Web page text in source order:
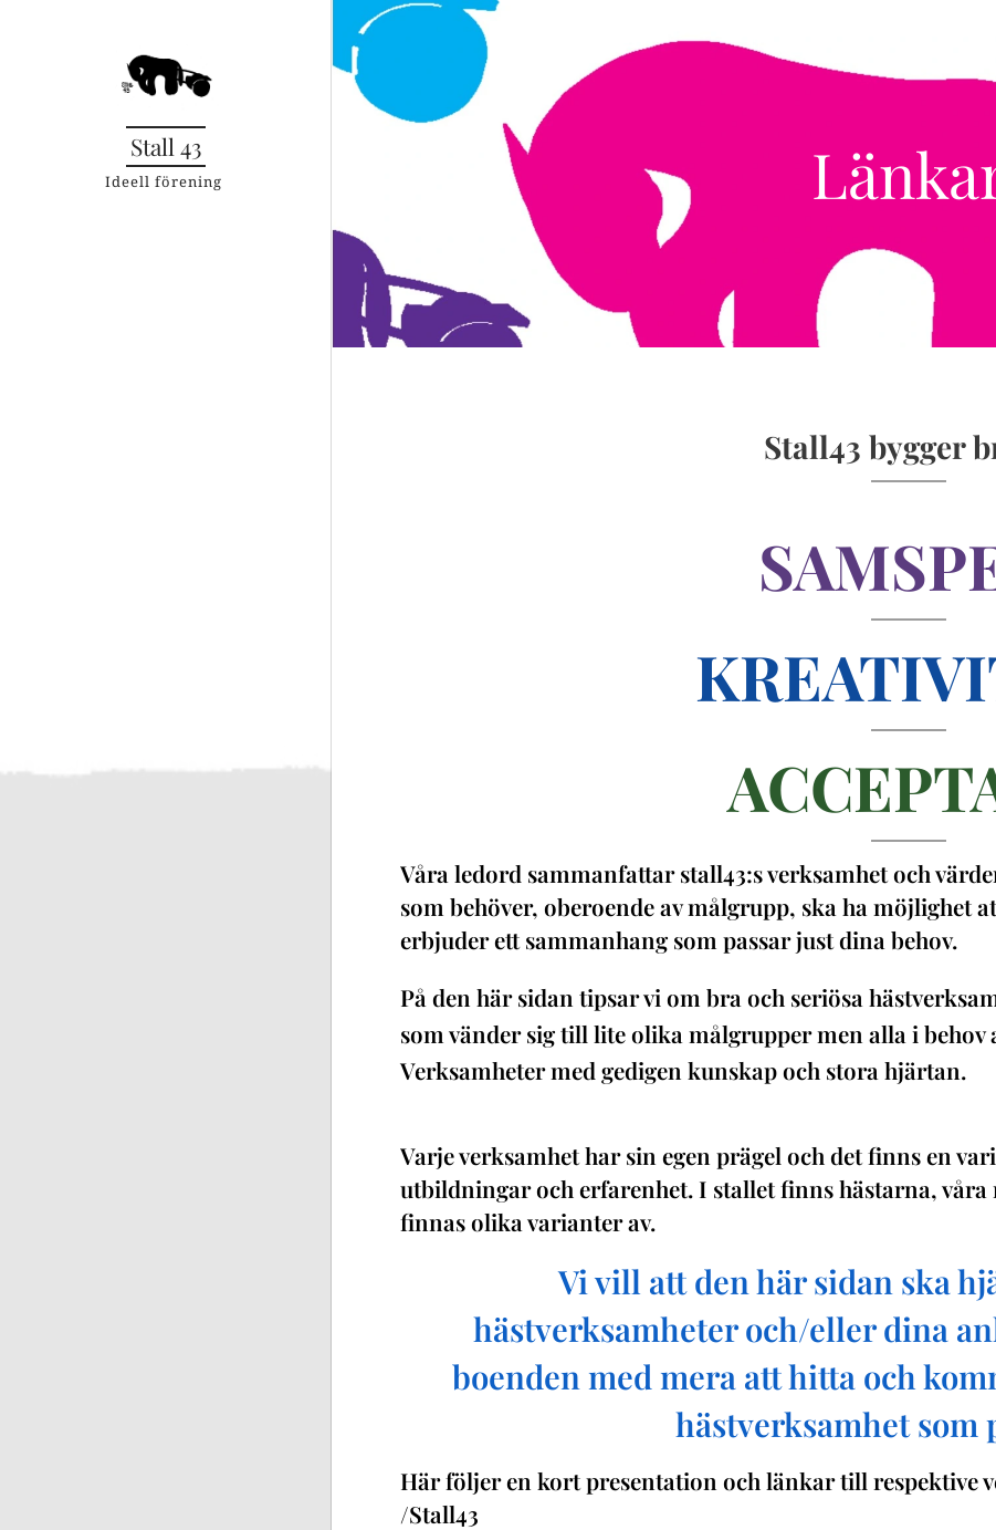
Stall 43
Ideell förening
Stall43 bygger
Våra ledord sammanfattar stall43:s verksamhet och
som behöver, oberoende av målgrupp, ska ha möjlighet
erbjuder ett sammanhang som passar just dina behov.
På den här sidan tipsar vi om bra och seriösa
som vänder sig till lite olika målgrupper men alla i behov
Verksamheter med gedigen kunskap och stora hjärtan.
Varje verksamhet har sin egen prägel och det finns en
utbildningar och erfarenhet. I stallet finns hästarna, våra
finnas olika varianter av.
Vi vill att den här sidan ska
hästverksamheter och/eller dina
boenden med mera att hitta och
hästverksamhet som
Här följer en kort presentation och länkar till respektive
/Stall43